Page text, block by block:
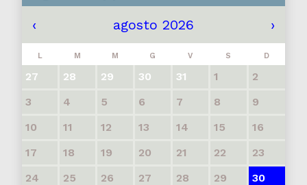
‹ agosto 2026 ›
L M M G V S D
27 28 29 30 31 1
2
3
4 5 6 7 8
9
10
11 12 13 14 15
16
17
18 19 20 21 22
23
24
25 26 27 28 29
30